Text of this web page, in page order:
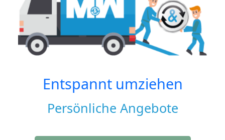
Entspannt umziehen
Persönliche Angebote